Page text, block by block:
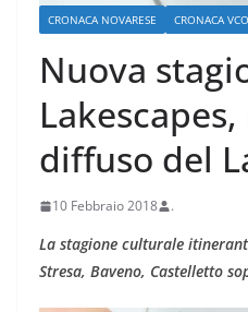
CRONACA NOVARESE CRONACA VCO
Nuova
diffuso del
10 Febbraio 2018 .
La stagione culturale
Stresa, Baveno, Castelletto